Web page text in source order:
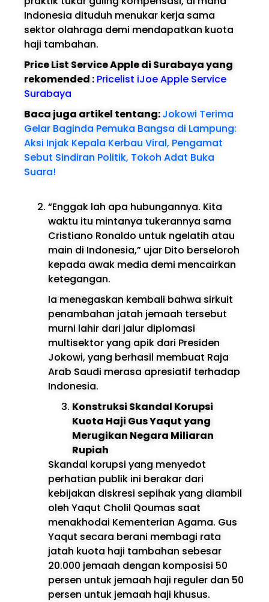
Indonesia dituduh menukar kerja sama
sektor olahraga demi mendapatkan kuota
haji tambahan.
Price List Service Apple di Surabaya yang
rekomended : Pricelist iJoe Apple Service
Surabaya
Baca juga artikel tentang:Jokowi Terima
Gelar Baginda Pemuka Bangsa di Lampung:
Aksi Injak Kepala Kerbau Viral, Pengamat
Sebut Sindiran Politik, Tokoh Adat Buka
Suara!
“Enggak lah apa hubungannya. Kita
waktu itu mintanya tukerannya sama
Cristiano Ronaldo untuk ngelatih atau
main di Indonesia,” ujar Dito berseloroh
kepada awak media demi mencairkan
ketegangan.
Ia menegaskan kembali bahwa sirkuit
penambahan jatah jemaah tersebut
murni lahir dari jalur diplomasi
multisektor yang apik dari Presiden
Jokowi, yang berhasil membuat Raja
Arab Saudi merasa apresiatif terhadap
Indonesia.
Konstruksi Skandal Korupsi
Kuota Haji Gus Yaqut yang
Merugikan Negara Miliaran
Rupiah
Skandal korupsi yang menyedot
perhatian publik ini berakar dari
kebijakan diskresi sepihak yang diambil
oleh Yaqut Cholil Qoumas saat
menakhodai Kementerian Agama. Gus
Yaqut secara berani membagi rata
jatah kuota haji tambahan sebesar
20.000 jemaah dengan komposisi 50
persen untuk jemaah haji reguler dan 50
persen untuk jemaah haji khusus.